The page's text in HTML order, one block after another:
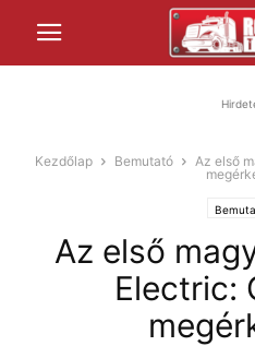
Kezdőlap Bemutató
Az első
Az első
Electric: